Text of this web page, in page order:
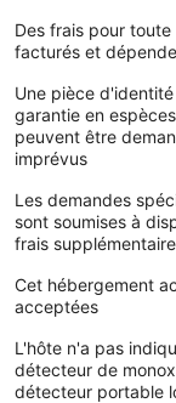
Des frais pour
facturés et
Une pièce
garantie en
peuvent être
imprévus
Les demandes
sont soumises à
frais
Cet hébergement
acceptées
L'hôte n'a pas
détecteur de
détecteur portable